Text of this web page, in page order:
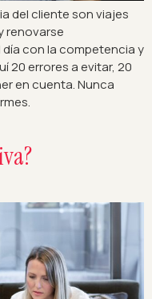
del cliente son viajes
renovarse
con la competencia y
20 errores a evitar, 20
en cuenta. Nunca